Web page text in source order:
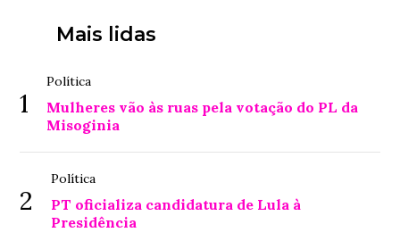
Mais lidas
1
Política
Mulheres vão às ruas pela votação do PL da
Misoginia
2
Política
PT oficializa candidatura de Lula à
Presidência